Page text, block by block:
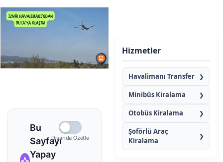
Dışarıda Özetle
Bu
Sayfayı
Yapay
Hizmetler
Havalimanı Transfer ❯
Minibüs Kiralama ❯
Otobüs Kiralama ❯
Şoförlü Araç
Kiralama
❯